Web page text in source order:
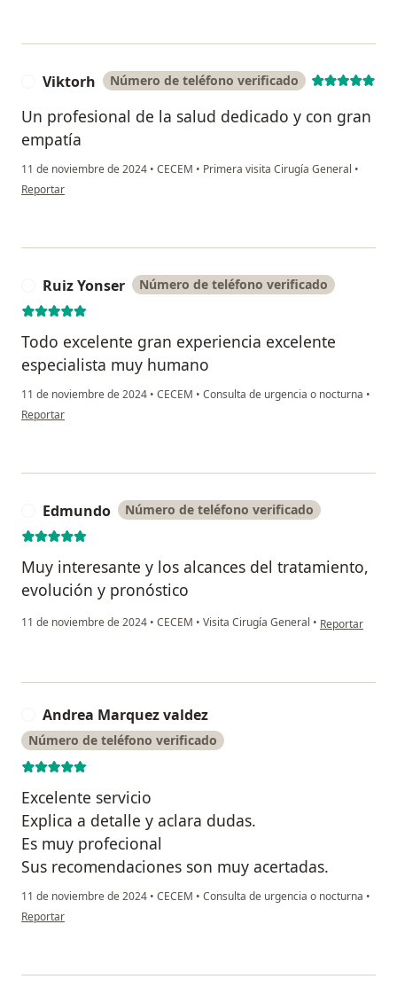
Viktorh Número de teléfono verificado
Un profesional de la salud dedicado y con gran
empatía
11 de noviembre de 2024 • CECEM • Primera visita Cirugía General •
en opinión del usuario Viktorh
Reportar
Ruiz Yonser Número de teléfono verificado
Todo excelente gran experiencia excelente
especialista muy humano
11 de noviembre de 2024 • CECEM • Consulta de urgencia o nocturna •
en opinión del usuario Ruiz Yonser
Reportar
Edmundo Número de teléfono verificado
Muy interesante y los alcances del tratamiento,
evolución y pronóstico
11 de noviembre de 2024 • CECEM • Visita Cirugía General • en opinión del
Reportar
Andrea Marquez valdez
Número de teléfono verificado
Excelente servicio
Explica a detalle y aclara dudas.
Es muy profecional
Sus recomendaciones son muy acertadas.
11 de noviembre de 2024 • CECEM • Consulta de urgencia o nocturna •
en opinión del usuario Andrea Marquez valdez
Reportar